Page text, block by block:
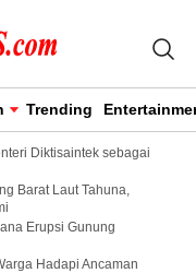
Trending
Diktisaintek sebagai
Barat Laut Tahuna,
Erupsi Gunung
Hadapi Ancaman